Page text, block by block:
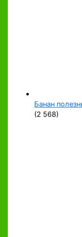
Банан
(2 568)